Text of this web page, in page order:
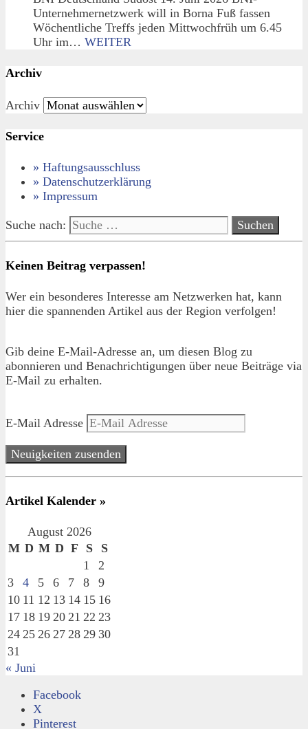
Unternehmernetzwerk will in Borna Fuß fassen
Wöchentliche Treffs jeden Mittwochfrüh um 6.45
Uhr im… WEITER
Archiv
Archiv
Service
» Haftungsausschluss
» Datenschutzerklärung
» Impressum
Suche nach:
Keinen Beitrag verpassen!
Wer ein besonderes Interesse am Netzwerken hat, kann
hier die spannenden Artikel aus der Region verfolgen!
Gib deine E-Mail-Adresse an, um diesen Blog zu
abonnieren und Benachrichtigungen über neue Beiträge via
E-Mail zu erhalten.
E-Mail Adresse
Neuigkeiten zusenden
Artikel Kalender »
August 2026
M D M D F S
S
1
2
3
4 5 6 7 8
9
10 11 12 13 14 15 16
17 18 19 20 21 22 23
24 25 26 27 28 29 30
31
« Juni
Facebook
X
Pinterest